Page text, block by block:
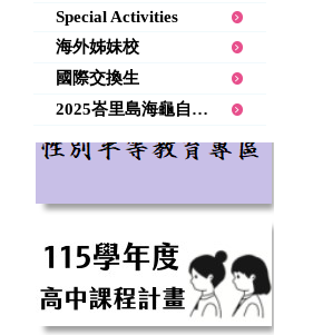
Special Activities
海外姊妹校
國際交換生
2025峇里島海龜自然生態保育學習